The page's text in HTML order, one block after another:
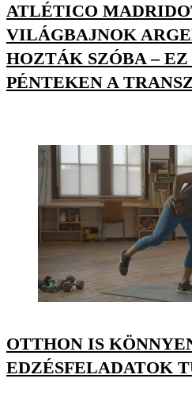
ATLÉTICO
VILÁGBAJNOK
HOZTÁK SZÓBA –
PÉNTEKEN A
OTTHON IS
EDZÉSFELADATOK